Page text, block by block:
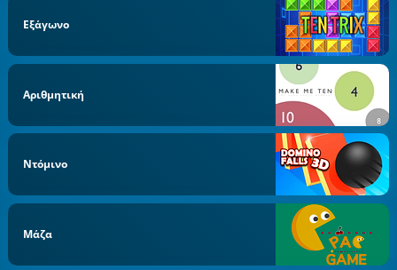
Εξάγωνο
Αριθμητική
Ντόμινο
Μάζα